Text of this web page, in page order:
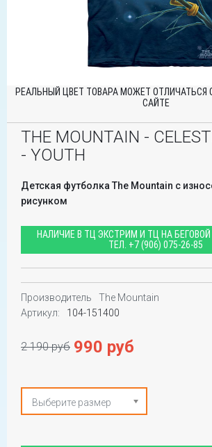
РЕАЛЬНЫЙ ЦВЕТ ТОВАРА МОЖЕТ ОТЛИЧАТЬСЯ
САЙТЕ
THE MOUNTAIN -
- YOUTH
Детская футболка The Mountain с
рисунком
НАЛИЧИЕ В ТЦ ЭКСТРИМ И ТЦ НА
ТЕЛ. +7 (906) 075-26-85
Производитель
The Mountain
Артикул:
104-151400
2 190 руб 990 руб
Выберите размер